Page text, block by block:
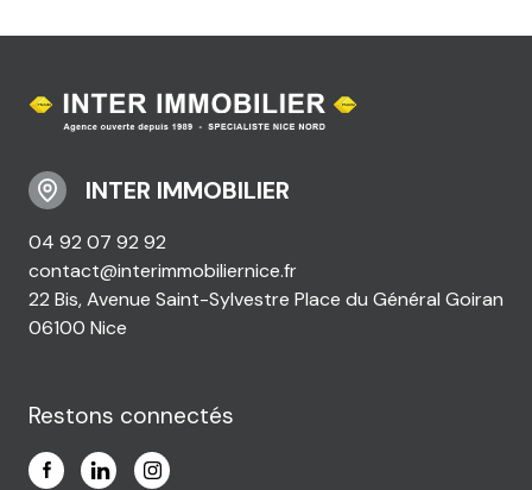
INTER IMMOBILIER
04 92 07 92 92
contact@interimmobiliernice.fr
22 Bis, Avenue Saint-Sylvestre Place du Général Goiran
06100 Nice
Restons connectés